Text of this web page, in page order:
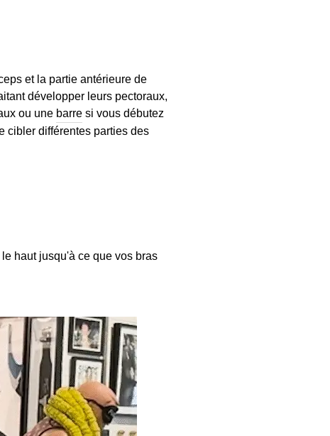
et la partie antérieure de
développer leurs pectoraux,
ou une barre si vous débutez
cibler différentes parties des
haut jusqu'à ce que vos bras